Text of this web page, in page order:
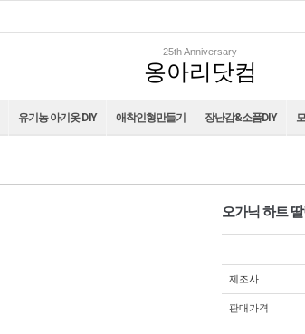
25th Anniversary
옹아리닷컴
유기농 아기옷 DIY 애착인형만들기 장난감&소품DIY
오가닉 하트
제조사
판매가격